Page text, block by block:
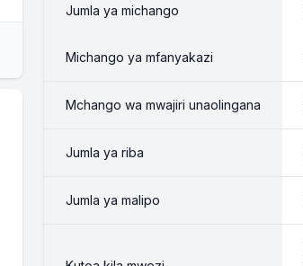
Jumla ya michango
Michango ya mfanyakazi
Mchango wa mwajiri unaolingana
Jumla ya riba
Jumla ya malipo